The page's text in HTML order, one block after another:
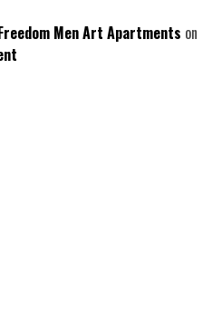
Men Art Apartments